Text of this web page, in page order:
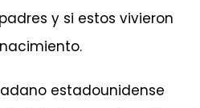
y si estos vivieron
nacimiento.
estadounidense